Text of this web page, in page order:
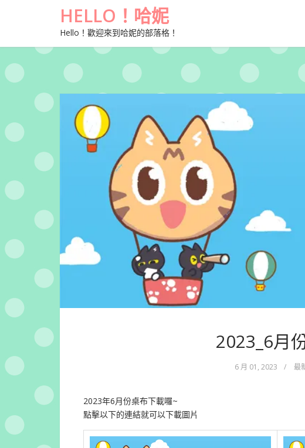
HELLO！哈妮
Hello！歡迎來到哈妮的部落格！
2023_6月
6 月 01, 2023 / 最
2023年6月份桌布下載囉~
點擊以下的連結就可以下載圖片